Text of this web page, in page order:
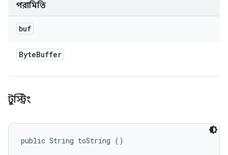
পরামিতি
buf
ByteBuffer
টুস্ট্রিং
public String toString ()